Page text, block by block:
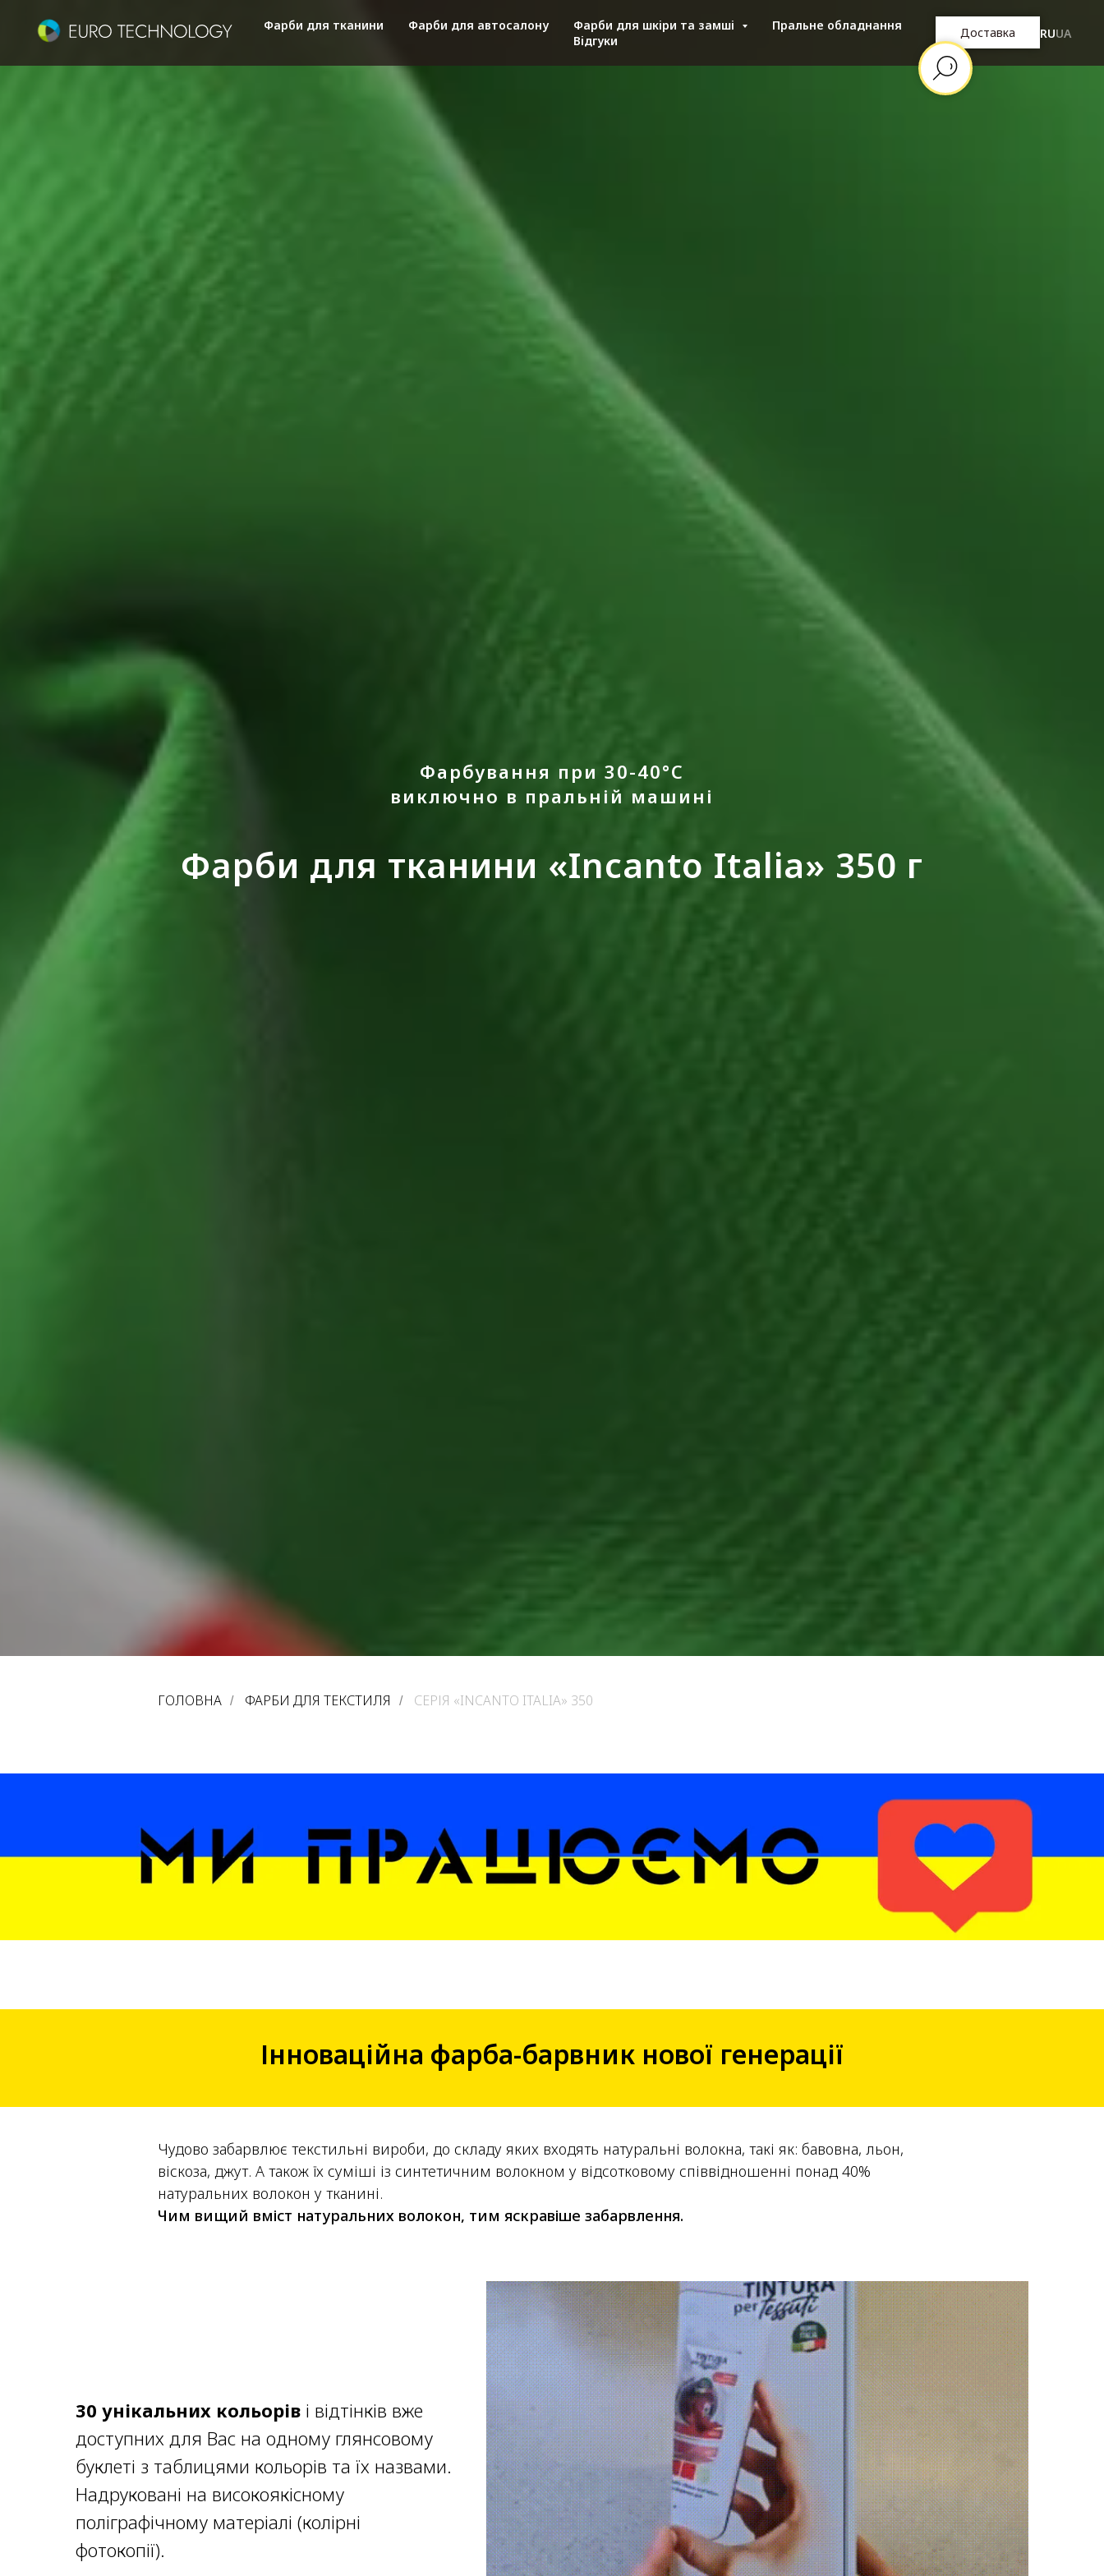
Фарби для тканини Фарби для автосалону Фарби для шкіри та замшi
Пральне обладнання
Відгуки
Доставка RUUA
Фарбування при 30-40°С
виключно в пральній машині
Фарби для тканини «Incanto Italia» 350 г
ГОЛОВНА / ФАРБИ ДЛЯ ТЕКСТИЛЯ / СЕРІЯ «INCANTO ITALIA» 350
Інноваційна фарба-барвник нової генерації
Чудово забарвлює текстильні вироби, до складу яких входять натуральні волокна, такі як: бавовна, льон,
віскоза, джут. А також їх суміші із синтетичним волокном у відсотковому співвідношенні понад 40%
натуральних волокон у тканині.
Чим вищий вміст натуральних волокон, тим яскравіше забарвлення.
30 унікальних кольорів і відтінків вже
доступних для Вас на одному глянсовому
буклеті з таблицями кольорів та їх назвами.
Надруковані на високоякісному
поліграфічному матеріалі (колірні
фотокопії).